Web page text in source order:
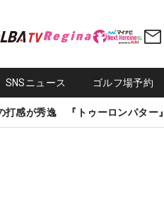
SNSニュース ゴルフ場予約
打感が秀逸 『トゥーロンパター』